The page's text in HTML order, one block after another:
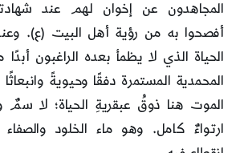
المجاهدون عن إخوان لهم عند
أفصحوا به من رؤية أهل البيت (ع).
الحياة الذي لا يظمأ بعده الراغبون
المحمدية المستمرة دفقًا وحيويةً
الموت هنا ذوقُ عبقريةِ الحياة؛ لا سمٌ
ارتواءٌ كامل. وهو ماء الخلود